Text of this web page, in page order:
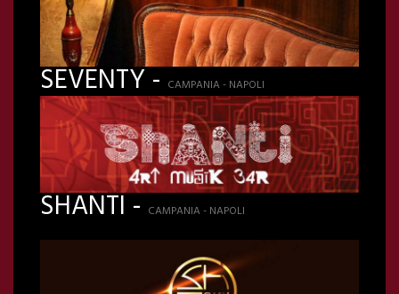
SEVENTY -CAMPANIA - NAPOLI
SHANTI -CAMPANIA - NAPOLI